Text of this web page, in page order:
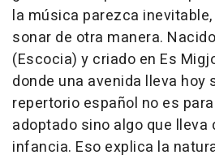
la música parezca
sonar de otra manera.
(Escocia) y criado en Es
donde una avenida lleva hoy
repertorio español no es
adoptado sino algo que lleva
infancia. Eso explica la